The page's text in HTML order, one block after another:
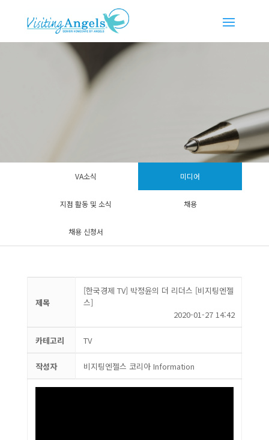
VA소식 미디어
지점 활동 및 소식 채용
채용 신청서
제목
[한국경제 TV] 박정윤의 더 리더스 [비지팅엔젤
스]
2020-01-27 14:42
카테고리 TV
작성자 비지팅엔젤스 코리아 Information